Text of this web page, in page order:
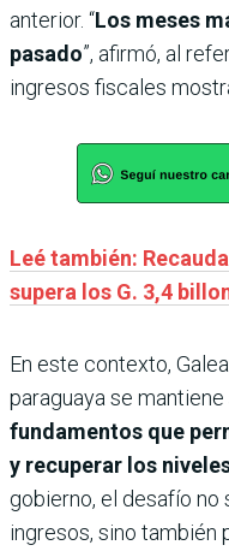
anterior. “Los meses
pasado”, afirmó, al
ingresos fiscales
Leé también:
supera los G. 3,4
En este contexto,
paraguaya se mantiene
fundamentos que
y recuperar los
gobierno, el desafío no
ingresos, sino también